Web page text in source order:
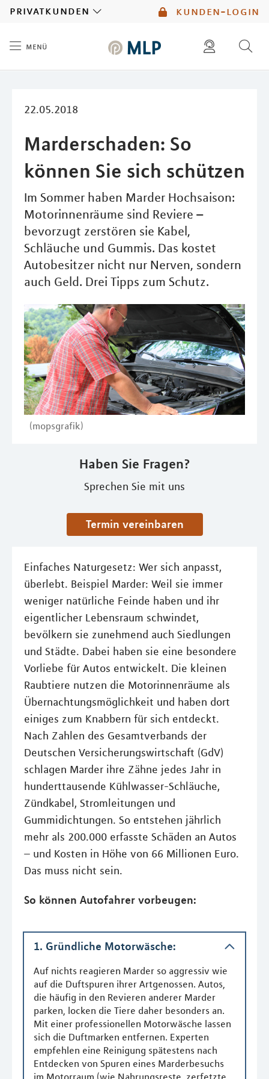
kunden-login
privatkunden
menü
22.05.2018
Marderschaden: So
können Sie sich schützen
Im Sommer haben Marder Hochsaison:
Motorinnenräume sind Reviere –
bevorzugt zerstören sie Kabel,
Schläuche und Gummis. Das kostet
Autobesitzer nicht nur Nerven, sondern
auch Geld. Drei Tipps zum Schutz.
(mopsgrafik)
Haben Sie Fragen?
Sprechen Sie mit uns
Termin vereinbaren
Einfaches Naturgesetz: Wer sich anpasst,
überlebt. Beispiel Marder: Weil sie immer
weniger natürliche Feinde haben und ihr
eigentlicher Lebensraum schwindet,
bevölkern sie zunehmend auch Siedlungen
und Städte. Dabei haben sie eine besondere
Vorliebe für Autos entwickelt. Die kleinen
Raubtiere nutzen die Motorinnenräume als
Übernachtungsmöglichkeit und haben dort
einiges zum Knabbern für sich entdeckt.
Nach Zahlen des Gesamtverbands der
Deutschen Versicherungswirtschaft (GdV)
schlagen Marder ihre Zähne jedes Jahr in
hunderttausende Kühlwasser-Schläuche,
Zündkabel, Stromleitungen und
Gummidichtungen. So entstehen jährlich
mehr als 200.000 erfasste Schäden an Autos
– und Kosten in Höhe von 66 Millionen Euro.
Das muss nicht sein.
So können Autofahrer vorbeugen:
1. Gründliche Motorwäsche:
Auf nichts reagieren Marder so aggressiv wie
auf die Duftspuren ihrer Artgenossen. Autos,
die häufig in den Revieren anderer Marder
parken, locken die Tiere daher besonders an.
Mit einer professionellen Motorwäsche lassen
sich die Duftmarken entfernen. Experten
empfehlen eine Reinigung spätestens nach
Entdecken von Spuren eines Marderbesuchs